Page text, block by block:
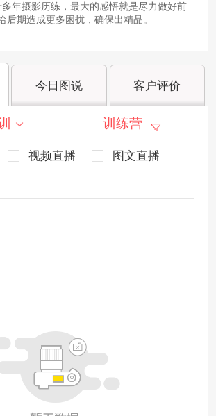
年摄影历练，最大的感悟就是尽力做好前
后期造成更多困扰，确保出精品。
今日图说 客户评价
训练营
视频直播
图文直播